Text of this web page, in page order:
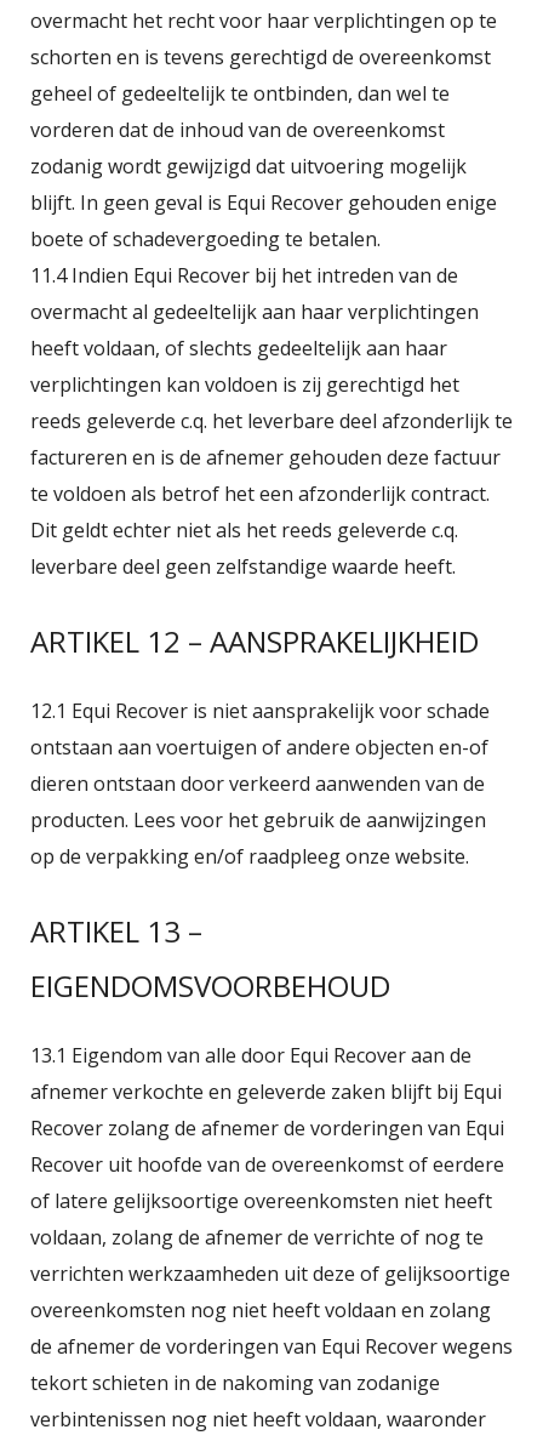
overmacht het recht voor haar verplichtingen op te
schorten en is tevens gerechtigd de overeenkomst
geheel of gedeeltelijk te ontbinden, dan wel te
vorderen dat de inhoud van de overeenkomst
zodanig wordt gewijzigd dat uitvoering mogelijk
blijft. In geen geval is Equi Recover gehouden enige
boete of schadevergoeding te betalen.
11.4 Indien Equi Recover bij het intreden van de
overmacht al gedeeltelijk aan haar verplichtingen
heeft voldaan, of slechts gedeeltelijk aan haar
verplichtingen kan voldoen is zij gerechtigd het
reeds geleverde c.q. het leverbare deel afzonderlijk te
factureren en is de afnemer gehouden deze factuur
te voldoen als betrof het een afzonderlijk contract.
Dit geldt echter niet als het reeds geleverde c.q.
leverbare deel geen zelfstandige waarde heeft.
ARTIKEL 12 – AANSPRAKELIJKHEID
12.1 Equi Recover is niet aansprakelijk voor schade
ontstaan aan voertuigen of andere objecten en-of
dieren ontstaan door verkeerd aanwenden van de
producten. Lees voor het gebruik de aanwijzingen
op de verpakking en/of raadpleeg onze website.
ARTIKEL 13 –
EIGENDOMSVOORBEHOUD
13.1 Eigendom van alle door Equi Recover aan de
afnemer verkochte en geleverde zaken blijft bij Equi
Recover zolang de afnemer de vorderingen van Equi
Recover uit hoofde van de overeenkomst of eerdere
of latere gelijksoortige overeenkomsten niet heeft
voldaan, zolang de afnemer de verrichte of nog te
verrichten werkzaamheden uit deze of gelijksoortige
overeenkomsten nog niet heeft voldaan en zolang
de afnemer de vorderingen van Equi Recover wegens
tekort schieten in de nakoming van zodanige
verbintenissen nog niet heeft voldaan, waaronder